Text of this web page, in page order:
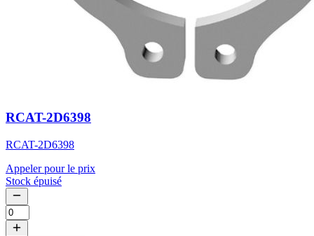
RCAT-2D6398
RCAT-2D6398
Appeler pour le prix
Stock épuisé